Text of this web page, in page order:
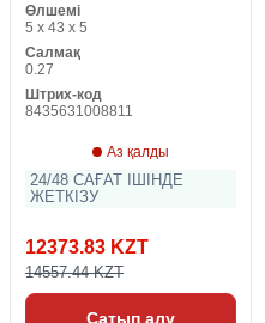
Өлшемі
5 x 43 x 5
Салмақ
0.27
Штрих-код
8435631008811
Аз қалды
24/48 САҒАТ ІШІНДЕ
ЖЕТКІЗУ
12373.83 KZT
14557.44 KZT
Сатып алу